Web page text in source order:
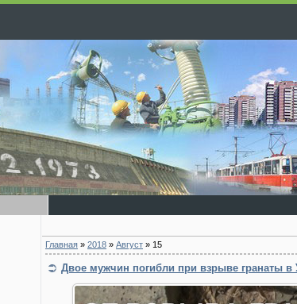
Главная » 2018 » Август » 15
Двое мужчин погибли при взрыве гранаты в